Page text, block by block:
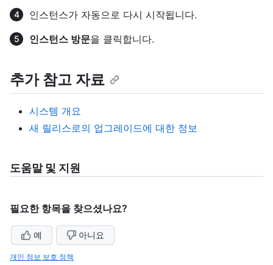
인스턴스가 자동으로 다시 시작됩니다.
인스턴스 방문을 클릭합니다.
추가 참고 자료
시스템 개요
새 릴리스로의 업그레이드에 대한 정보
도움말 및 지원
필요한 항목을 찾으셨나요?
예 아니요
개인 정보 보호 정책